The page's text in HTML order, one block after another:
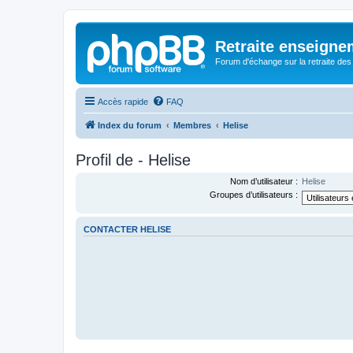
Retraite
Forum d'échange sur la retraite
Accès rapide FAQ
Index du forum Membres Helise
Profil de - Helise
Nom d’utilisateur : Helise
Groupes d’utilisateurs :
CONTACTER HELISE